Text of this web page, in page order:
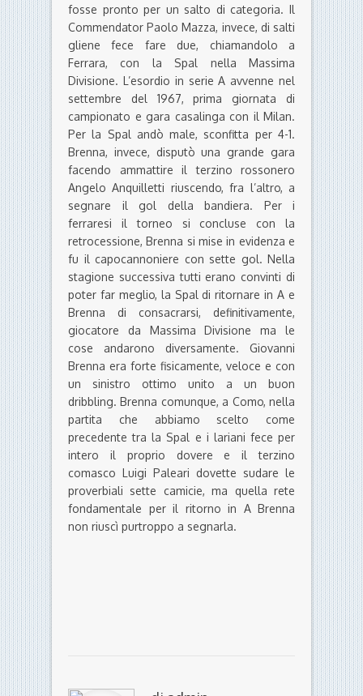
fosse pronto per un salto di categoria. Il
Commendator Paolo Mazza, invece, di salti
gliene fece fare due, chiamandolo a
Ferrara, con la Spal nella Massima
Divisione. L’esordio in serie A avvenne nel
settembre del 1967, prima giornata di
campionato e gara casalinga con il Milan.
Per la Spal andò male, sconfitta per 4-1.
Brenna, invece, disputò una grande gara
facendo ammattire il terzino rossonero
Angelo Anquilletti riuscendo, fra l’altro, a
segnare il gol della bandiera. Per i
ferraresi il torneo si concluse con la
retrocessione, Brenna si mise in evidenza e
fu il capocannoniere con sette gol. Nella
stagione successiva tutti erano convinti di
poter far meglio, la Spal di ritornare in A e
Brenna di consacrarsi, definitivamente,
giocatore da Massima Divisione ma le
cose andarono diversamente. Giovanni
Brenna era forte fisicamente, veloce e con
un sinistro ottimo unito a un buon
dribbling. Brenna comunque, a Como, nella
partita che abbiamo scelto come
precedente tra la Spal e i lariani fece per
intero il proprio dovere e il terzino
comasco Luigi Paleari dovette sudare le
proverbiali sette camicie, ma quella rete
fondamentale per il ritorno in A Brenna
non riuscì purtroppo a segnarla.